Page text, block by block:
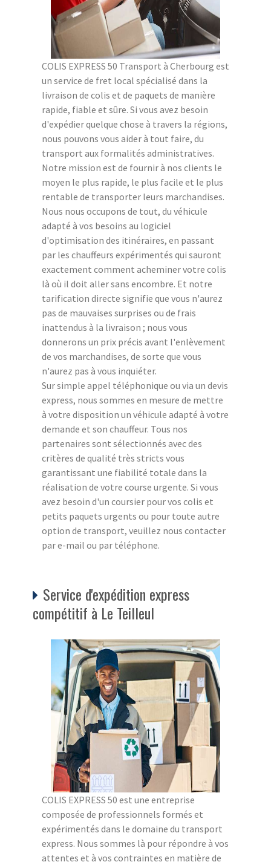
COLIS EXPRESS 50 Transport à Cherbourg est
un service de fret local spécialisé dans la
livraison de colis et de paquets de manière
rapide, fiable et sûre. Si vous avez besoin
d'expédier quelque chose à travers la régions,
nous pouvons vous aider à tout faire, du
transport aux formalités administratives.
Notre mission est de fournir à nos clients le
moyen le plus rapide, le plus facile et le plus
rentable de transporter leurs marchandises.
Nous nous occupons de tout, du véhicule
adapté à vos besoins au logiciel
d'optimisation des itinéraires, en passant
par les chauffeurs expérimentés qui sauront
exactement comment acheminer votre colis
là où il doit aller sans encombre. Et notre
tarification directe signifie que vous n'aurez
pas de mauvaises surprises ou de frais
inattendus à la livraison ; nous vous
donnerons un prix précis avant l'enlèvement
de vos marchandises, de sorte que vous
n'aurez pas à vous inquiéter.
Sur simple appel téléphonique ou via un devis
express, nous sommes en mesure de mettre
à votre disposition un véhicule adapté à votre
demande et son chauffeur. Tous nos
partenaires sont sélectionnés avec des
critères de qualité très stricts vous
garantissant une fiabilité totale dans la
réalisation de votre course urgente. Si vous
avez besoin d'un coursier pour vos colis et
petits paquets urgents ou pour toute autre
option de transport, veuillez nous contacter
par e-mail ou par téléphone.
Service d'expédition express
compétitif à Le Teilleul
COLIS EXPRESS 50 est une entreprise
composée de professionnels formés et
expérimentés dans le domaine du transport
express. Nous sommes là pour répondre à vos
attentes et à vos contraintes en matière de